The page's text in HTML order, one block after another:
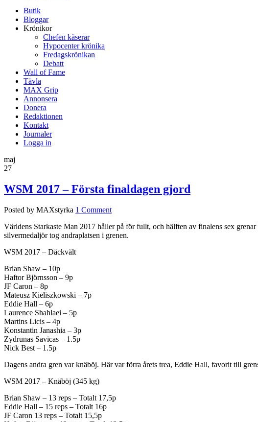
Butik
Bloggar
Krönikor
Chefen kåserar
Hypocenter krönika
Fredagskrönikan
Debatt
Wall of Fame
Tävla
MAX Grip
Annonsera
Donera
Redaktionen
Kontakt
Journaler
Logga in
maj
27
WSM 2017 – Första finaldagen gjord
Posted by MAXstyrka 1 Comment
Världens Starkaste Man 2017 håller på för fullt, och hälften av finalens sex
silvermedaljör tog andraplatsen i grenen.
WSM 2017 – Däckvält
Brian Shaw – 10p
Haftor Björnsson – 9p
JF Caron – 8p
Mateusz Kieliszkowski – 7p
Eddie Hall – 6p
Laurence Shahlaei – 5p
Martins Licis – 4p
Konstantin Janashia – 3p
Zydrunas Savicas – 1.5p
Nick Best – 1.5p
Dagens andra gren var knäböj. Här var förra årets trea, Eddie Hall, favorit till
WSM 2017 – Knäböj (345 kg)
Brian Shaw – 13 reps – Totalt 17,5p
Eddie Hall – 15 reps – Totalt 16p
JF Caron 13 reps – Totalt 15,5p